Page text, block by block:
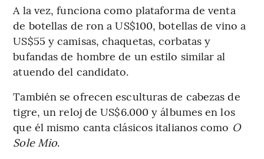
A la vez, funciona como plataforma de venta
de botellas de ron a US$100, botellas de vino a
US$55 y camisas, chaquetas, corbatas y
bufandas de hombre de un estilo similar al
atuendo del candidato.
También se ofrecen esculturas de cabezas de
tigre, un reloj de US$6.000 y álbumes en los
que él mismo canta clásicos italianos como O
Sole Mio.